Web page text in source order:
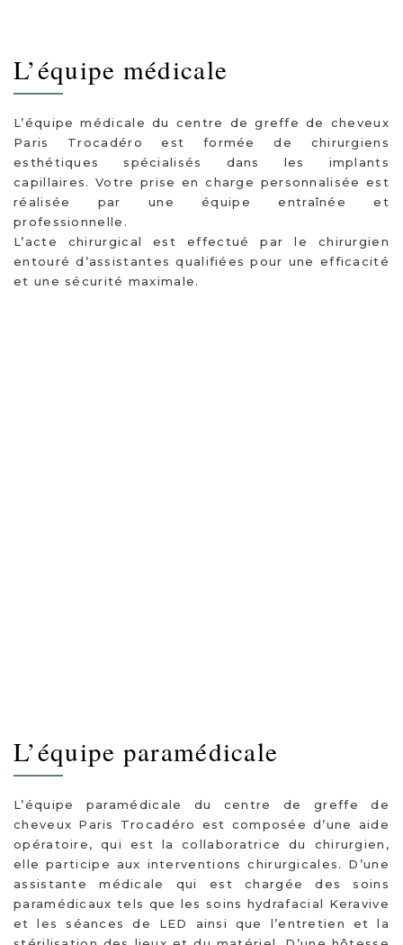
L’équipe médicale
L’équipe médicale du centre de greffe de cheveux
Paris Trocadéro est formée de chirurgiens
esthétiques spécialisés dans les implants
capillaires. Votre prise en charge personnalisée est
réalisée par une équipe entraînée et
professionnelle.
L’acte chirurgical est effectué par le chirurgien
entouré d’assistantes qualifiées pour une efficacité
et une sécurité maximale.
L’équipe paramédicale
L’équipe paramédicale du centre de greffe de
cheveux Paris Trocadéro est composée d’une aide
opératoire, qui est la collaboratrice du chirurgien,
elle participe aux interventions chirurgicales. D’une
assistante médicale qui est chargée des soins
paramédicaux tels que les soins hydrafacial Keravive
et les séances de LED ainsi que l’entretien et la